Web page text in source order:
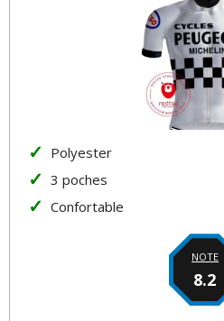
Polyester
3 poches
Confortable
NOTE
8.2